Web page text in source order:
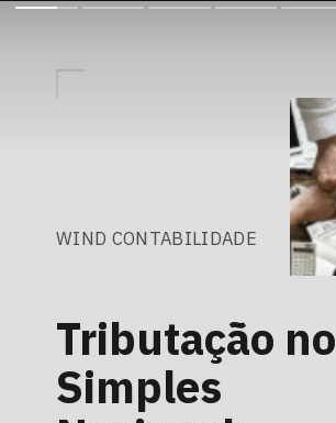
Tributação no
Simples
WIND CONTABILIDADE